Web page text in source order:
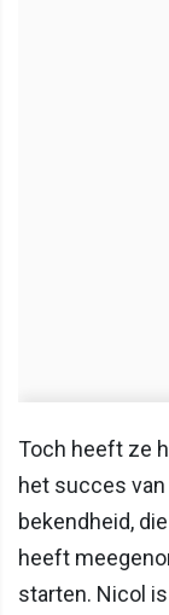
Toch heeft ze
het succes
bekendheid,
heeft
starten. Nicol